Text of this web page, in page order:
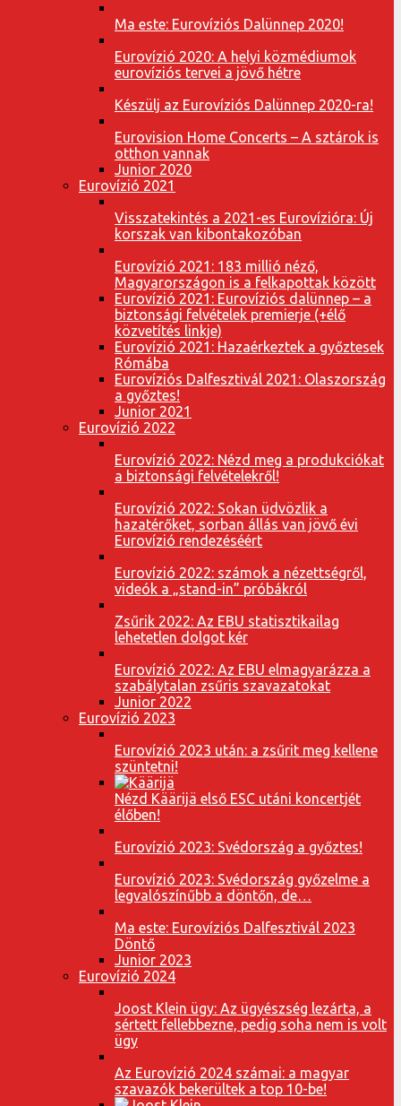
Ma este: Eurovíziós Dalünnep 2020!
Eurovízió 2020: A helyi közmédiumok
eurovíziós tervei a jövő hétre
Készülj az Eurovíziós Dalünnep 2020-ra!
Eurovision Home Concerts – A sztárok is
otthon vannak
Junior 2020
Eurovízió 2021
Visszatekintés a 2021-es Eurovízióra: Új
korszak van kibontakozóban
Eurovízió 2021: 183 millió néző,
Magyarországon is a felkapottak között
Eurovízió 2021: Eurovíziós dalünnep – a
biztonsági felvételek premierje (+élő
közvetítés linkje)
Eurovízió 2021: Hazaérkeztek a győztesek
Rómába
Eurovíziós Dalfesztivál 2021: Olaszország
a győztes!
Junior 2021
Eurovízió 2022
Eurovízió 2022: Nézd meg a produkciókat
a biztonsági felvételekről!
Eurovízió 2022: Sokan üdvözlik a
hazatérőket, sorban állás van jövő évi
Eurovízió rendezéséért
Eurovízió 2022: számok a nézettségről,
videók a „stand-in” próbákról
Zsűrik 2022: Az EBU statisztikailag
lehetetlen dolgot kér
Eurovízió 2022: Az EBU elmagyarázza a
szabálytalan zsűris szavazatokat
Junior 2022
Eurovízió 2023
Eurovízió 2023 után: a zsűrit meg kellene
szüntetni!
Nézd Käärijä első ESC utáni koncertjét
élőben!
Eurovízió 2023: Svédország a győztes!
Eurovízió 2023: Svédország győzelme a
legvalószínűbb a döntőn, de…
Ma este: Eurovíziós Dalfesztivál 2023
Döntő
Junior 2023
Eurovízió 2024
Joost Klein ügy: Az ügyészség lezárta, a
sértett fellebbezne, pedig soha nem is volt
ügy
Az Eurovízió 2024 számai: a magyar
szavazók bekerültek a top 10-be!